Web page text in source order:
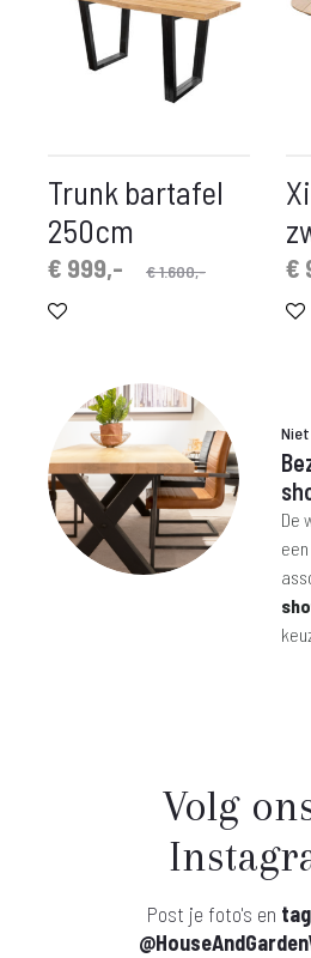
Trunk bartafel
250cm
€1.600,-
€ 999,-
prijs
€
Huidige
prijs
De
Volg
Post je foto's en